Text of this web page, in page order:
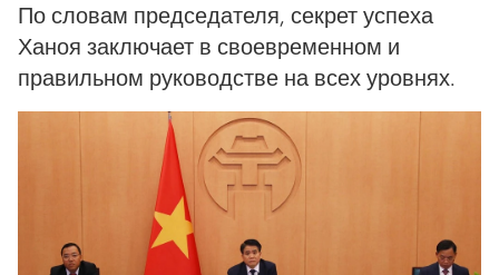
По словам председателя, секрет успеха
Ханоя заключает в своевременном и
правильном руководстве на всех уровнях.